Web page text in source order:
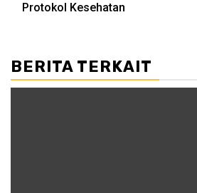
Protokol Kesehatan
BERITA TERKAIT